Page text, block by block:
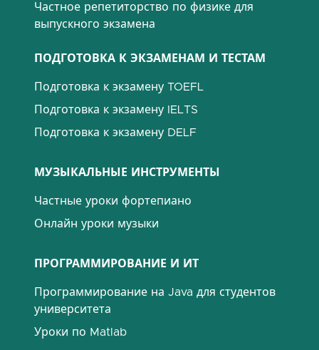
Частное репетиторство по физике для
выпускного экзамена
ПОДГОТОВКА К ЭКЗАМЕНАМ И ТЕСТАМ
Подготовка к экзамену TOEFL
Подготовка к экзамену IELTS
Подготовка к экзамену DELF
МУЗЫКАЛЬНЫЕ ИНСТРУМЕНТЫ
Частные уроки фортепиано
Онлайн уроки музыки
ПРОГРАММИРОВАНИЕ И ИТ
Программирование на Java для студентов
университета
Уроки по Matlab